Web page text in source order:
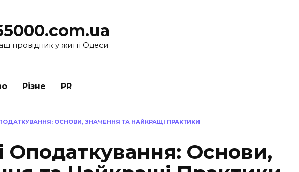
провідник у житті Одеси
Різне PR
ОСНОВИ, ЗНАЧЕННЯ ТА НАЙКРАЩІ ПРАКТИКИ
Оподаткування: Основи,